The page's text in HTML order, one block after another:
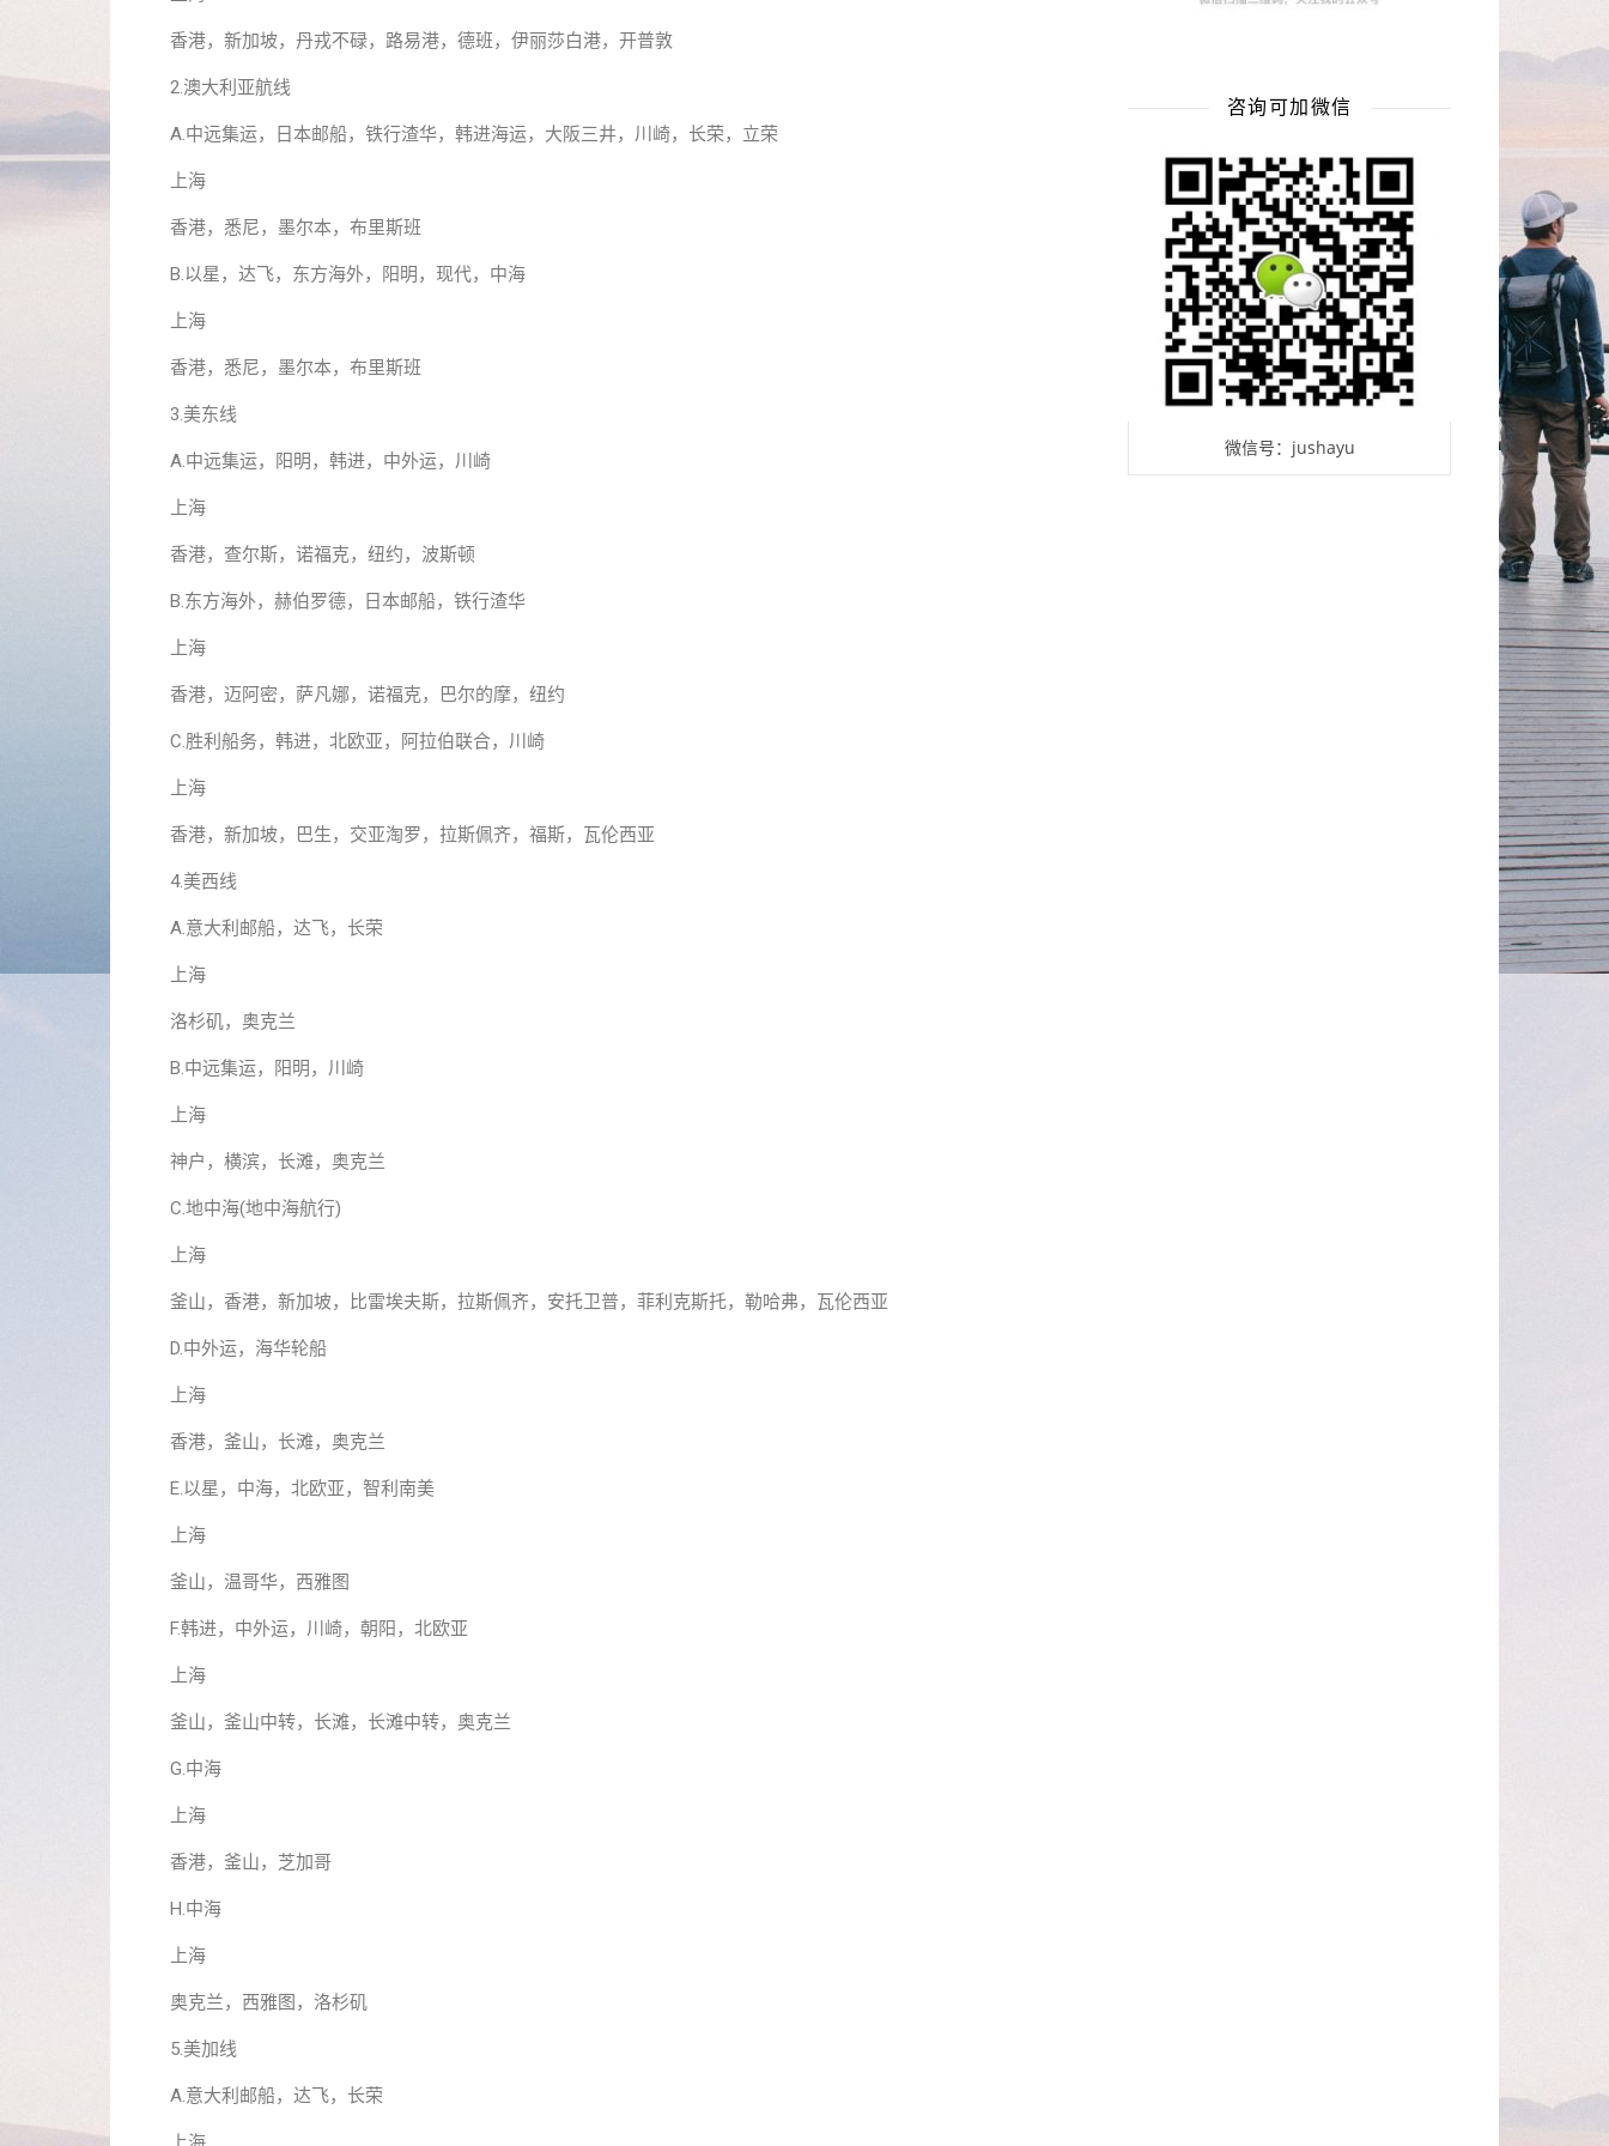
香港，新加坡，丹戎不碌，路易港，德班，伊丽莎白港，开普敦
2.澳大利亚航线
A.中远集运，日本邮船，铁行渣华，韩进海运，大阪三井，川崎，长荣，立荣
上海
香港，悉尼，墨尔本，布里斯班
B.以星，达飞，东方海外，阳明，现代，中海
上海
香港，悉尼，墨尔本，布里斯班
3.美东线
A.中远集运，阳明，韩进，中外运，川崎
上海
香港，查尔斯，诺福克，纽约，波斯顿
B.东方海外，赫伯罗德，日本邮船，铁行渣华
上海
香港，迈阿密，萨凡娜，诺福克，巴尔的摩，纽约
C.胜利船务，韩进，北欧亚，阿拉伯联合，川崎
上海
香港，新加坡，巴生，交亚淘罗，拉斯佩齐，福斯，瓦伦西亚
4.美西线
A.意大利邮船，达飞，长荣
上海
洛杉矶，奥克兰
B.中远集运，阳明，川崎
上海
神户，横滨，长滩，奥克兰
C.地中海(地中海航行)
上海
釜山，香港，新加坡，比雷埃夫斯，拉斯佩齐，安托卫普，菲利克斯托，勒哈弗，瓦伦西亚
D.中外运，海华轮船
上海
香港，釜山，长滩，奥克兰
E.以星，中海，北欧亚，智利南美
上海
釜山，温哥华，西雅图
F.韩进，中外运，川崎，朝阳，北欧亚
上海
釜山，釜山中转，长滩，长滩中转，奥克兰
G.中海
上海
香港，釜山，芝加哥
H.中海
上海
奥克兰，西雅图，洛杉矶
5.美加线
A.意大利邮船，达飞，长荣
咨询可加微信
微信号：jushayu